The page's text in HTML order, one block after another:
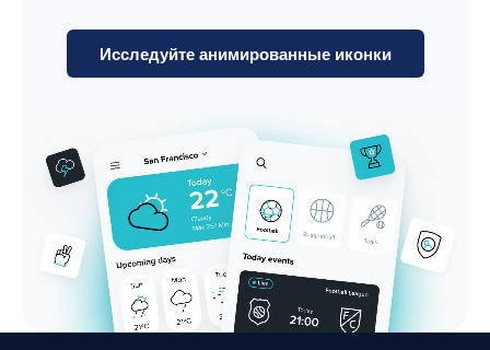
Исследуйте анимированные иконки